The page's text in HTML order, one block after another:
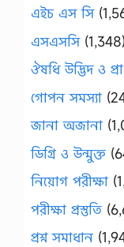
এইচ এস সি
এসএসসি(1,348)
ঔষধি উদ্ভিদ ও
গোপন সমস্যা
জানা অজানা
ডিগ্রি ও উন্মুক্ত
নিয়োগ পরীক্ষা
পরীক্ষা প্রস্তুতি
প্রশ্ন সমাধান